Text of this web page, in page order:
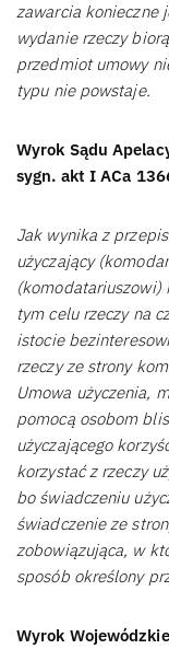
zawarcia konieczne
wydanie rzeczy
przedmiot umowy
typu nie powstaje.
Wyrok Sądu
sygn. akt I ACa
Jak wynika z
użyczający
(komodatariuszowi)
tym celu rzeczy na
istocie
rzeczy ze strony
Umowa użyczenia,
pomocą osobom
użyczającego
korzystać z rzeczy
bo świadczeniu
świadczenie ze
zobowiązująca, w
sposób określony
Wyrok